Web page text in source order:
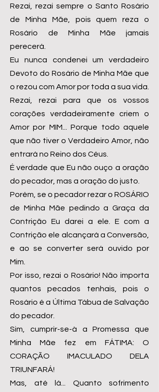
Rezai, rezai sempre o Santo Rosário
de Minha Mãe, pois quem reza o
Rosário de Minha Mãe jamais
perecerá.
Eu nunca condenei um verdadeiro
Devoto do Rosário de Minha Mãe que
o rezou com Amor por toda a sua vida.
Rezai, rezai para que os vossos
corações verdadeiramente criem o
Amor por MIM... Porque todo aquele
que não tiver o Verdadeiro Amor, não
entrará no Reino dos Céus.
É verdade que Eu não ouço a oração
do pecador, mas a oração do justo.
Porém, se o pecador rezar o ROSÁRIO
de Minha Mãe pedindo a Graça da
Contrição Eu darei a ele. E com a
Contrição ele alcançará a Conversão,
e ao se converter será ouvido por
Mim.
Por isso, rezai o Rosário! Não importa
quantos pecados tenhais, pois o
Rosário é a Última Tábua de Salvação
do pecador.
Sim, cumprir-se-à a Promessa que
Minha Mãe fez em FÁTIMA: O
CORAÇÃO IMACULADO DELA
TRIUNFARÁ!
Mas, até lá... Quanto sofrimento